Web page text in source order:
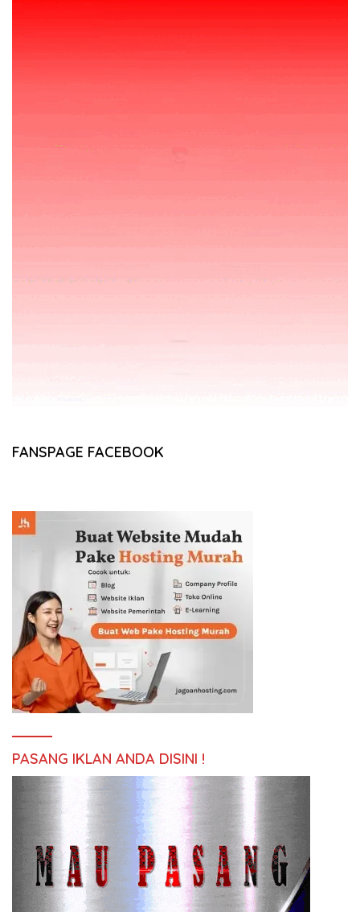
FANSPAGE FACEBOOK
PASANG IKLAN ANDA DISINI !